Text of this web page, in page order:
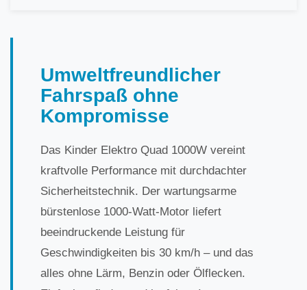
Umweltfreundlicher
Fahrspaß ohne
Kompromisse
Das Kinder Elektro Quad 1000W vereint
kraftvolle Performance mit durchdachter
Sicherheitstechnik. Der wartungsarme
bürstenlose 1000-Watt-Motor liefert
beeindruckende Leistung für
Geschwindigkeiten bis 30 km/h – und das
alles ohne Lärm, Benzin oder Ölflecken.